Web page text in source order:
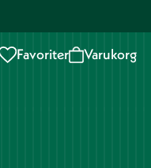
Favoriter Varukorg